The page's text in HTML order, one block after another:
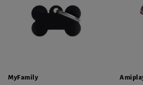
MyFamily